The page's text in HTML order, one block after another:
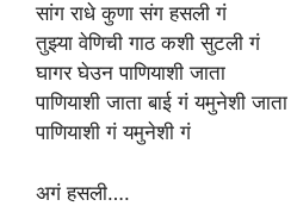
सांग राधे कुणा संग हसली गं
तुझ्या वेणिची गाठ कशी सुटली गं
घागर घेउन पाणियाशी जाता
पाणियाशी जाता बाई गं यमुनेशी जाता
पाणियाशी गं यमुनेशी गं
अगं हसली….